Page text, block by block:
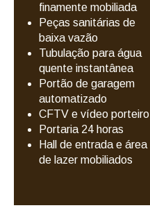
finamente mobiliada
Peças sanitárias de
baixa vazão
Tubulação para água
quente instantânea
Portão de garagem
automatizado
CFTV e vídeo porteiro
Portaria 24 horas
Hall de entrada e área
de lazer mobiliados